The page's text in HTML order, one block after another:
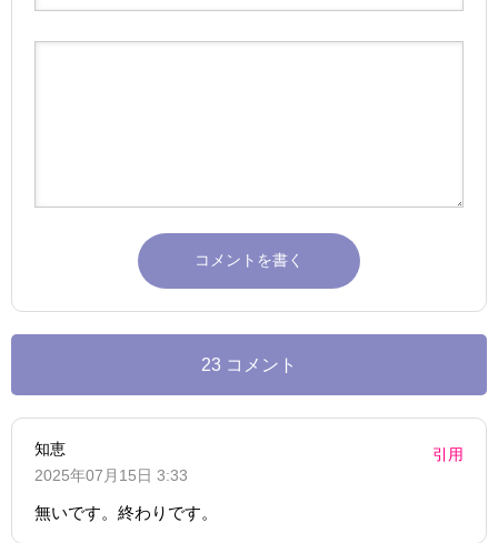
23 コメント
知恵
2025年07月15日 3:33
引用
無いです。終わりです。